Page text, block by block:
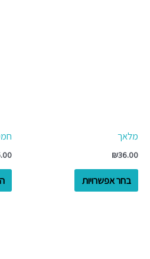
מלאך
₪36.00
בחר אפשרויות
המוצר